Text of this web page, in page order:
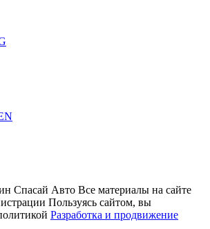
Спасай Авто Все материалы на сайте
Пользуясь сайтом, вы
Разработка и продвижение